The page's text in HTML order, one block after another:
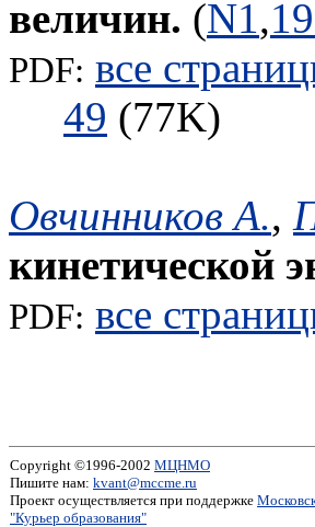
величин. (N1,
PDF: все
49 (77K)
Овчинников А.,
кинетической
PDF: все
Copyright ©1996-2002 МЦНМО
Пишите нам: kvant@mccme.ru
Проект осуществляется при поддержке
"Курьер образования"